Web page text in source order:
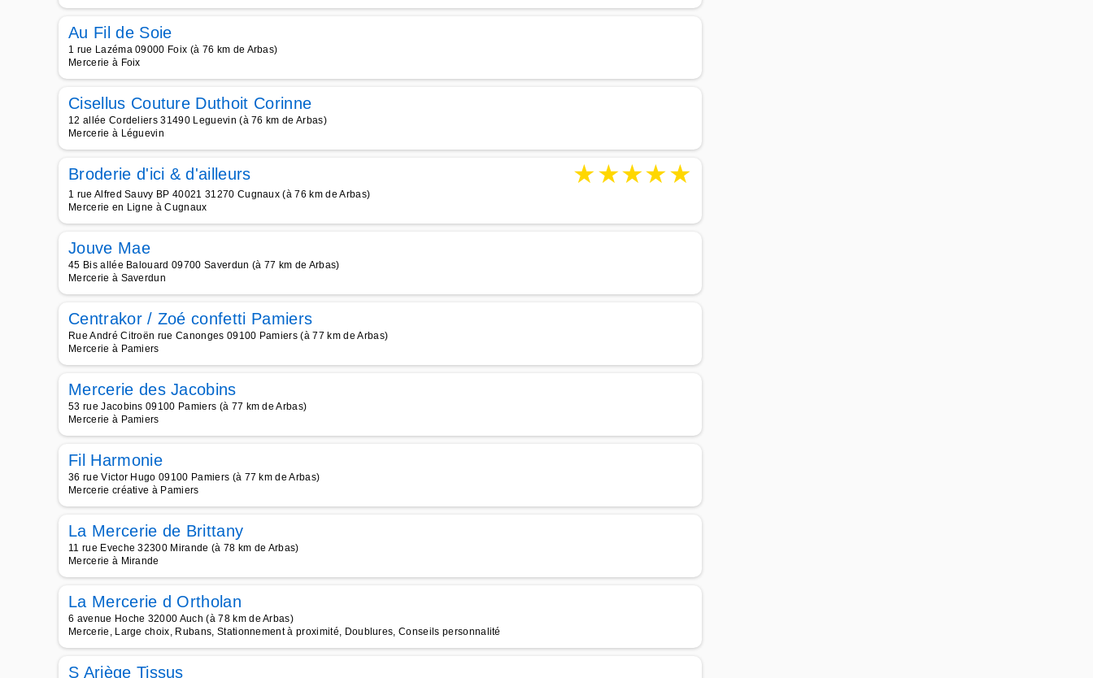
Au Fil de Soie
1 rue Lazéma 09000 Foix (à 76 km de Arbas)
Mercerie à Foix
Cisellus Couture Duthoit Corinne
12 allée Cordeliers 31490 Leguevin (à 76 km de Arbas)
Mercerie à Léguevin
Broderie d'ici & d'ailleurs ★★★★★
1 rue Alfred Sauvy BP 40021 31270 Cugnaux (à 76 km de Arbas)
Mercerie en Ligne à Cugnaux
Jouve Mae
45 Bis allée Balouard 09700 Saverdun (à 77 km de Arbas)
Mercerie à Saverdun
Centrakor / Zoé confetti Pamiers
Rue André Citroën rue Canonges 09100 Pamiers (à 77 km de Arbas)
Mercerie à Pamiers
Mercerie des Jacobins
53 rue Jacobins 09100 Pamiers (à 77 km de Arbas)
Mercerie à Pamiers
Fil Harmonie
36 rue Victor Hugo 09100 Pamiers (à 77 km de Arbas)
Mercerie créative à Pamiers
La Mercerie de Brittany
11 rue Eveche 32300 Mirande (à 78 km de Arbas)
Mercerie à Mirande
La Mercerie d Ortholan
6 avenue Hoche 32000 Auch (à 78 km de Arbas)
Mercerie, Large choix, Rubans, Stationnement à proximité, Doublures, Conseils personnalité
S Ariège Tissus